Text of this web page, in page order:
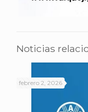
Noticias
febrero 2, 2026